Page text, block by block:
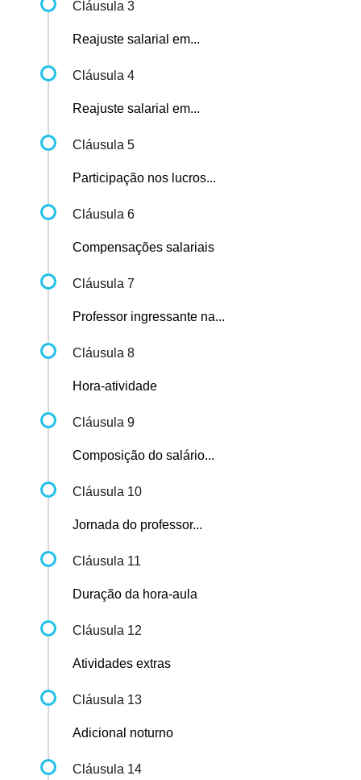
Cláusula 3
Reajuste salarial em...
Cláusula 4
Reajuste salarial em...
Cláusula 5
Participação nos lucros...
Cláusula 6
Compensações salariais
Cláusula 7
Professor ingressante na...
Cláusula 8
Hora-atividade
Cláusula 9
Composição do salário...
Cláusula 10
Jornada do professor...
Cláusula 11
Duração da hora-aula
Cláusula 12
Atividades extras
Cláusula 13
Adicional noturno
Cláusula 14